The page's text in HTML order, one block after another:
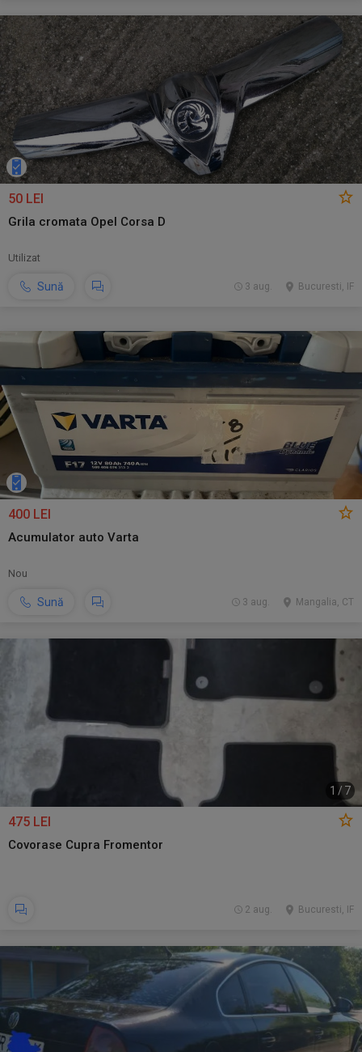
50 LEI
Grila cromata Opel Corsa D
Utilizat
Sună Bucuresti, IF
3 aug.
400 LEI
Acumulator auto Varta
Nou
Sună Mangalia, CT
3 aug.
1 / 7
475 LEI
Covorase Cupra Fromentor
Bucuresti, IF
2 aug.